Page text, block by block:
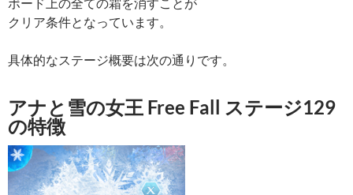
クリア条件となっています。
具体的なステージ概要は次の通りです。
アナと雪の女王 Free Fall ステージ129
の特徴